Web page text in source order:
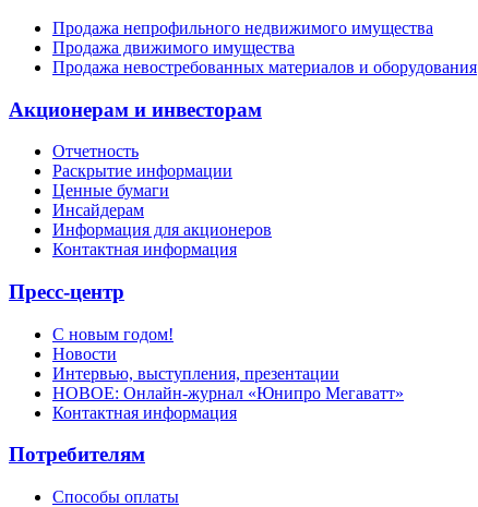
Продажа непрофильного недвижимого имущества
Продажа движимого имущества
Продажа невостребованных материалов и оборудования
Акционерам и инвесторам
Отчетность
Раскрытие информации
Ценные бумаги
Инсайдерам
Информация для акционеров
Контактная информация
Пресс-центр
С новым годом!
Новости
Интервью, выступления, презентации
НОВОЕ: Онлайн-журнал «Юнипро Мегаватт»
Контактная информация
Потребителям
Способы оплаты